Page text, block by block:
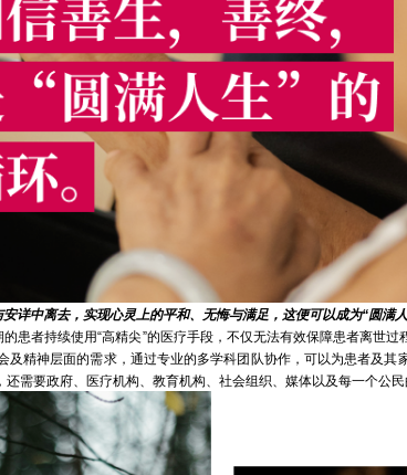
中离去，实现心灵上的平和、无悔与满足，这便可以成为“圆满人
者持续使用“高精尖”的医疗手段，不仅无法有效保障患者离世
精神层面的需求，通过专业的多学科团队协作，可以为患者及
需要政府、医疗机构、教育机构、社会组织、媒体以及每一个公民